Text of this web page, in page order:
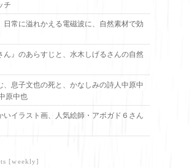
チ
常に溢れかえる電磁波に、自然素材で効
ん』のあらすじと、水木しげるさんの自然
、息子文也の死と、かなしみの詩人中原中
原中也
いイラスト画、人気絵師・アボガド６さん
[weekly]